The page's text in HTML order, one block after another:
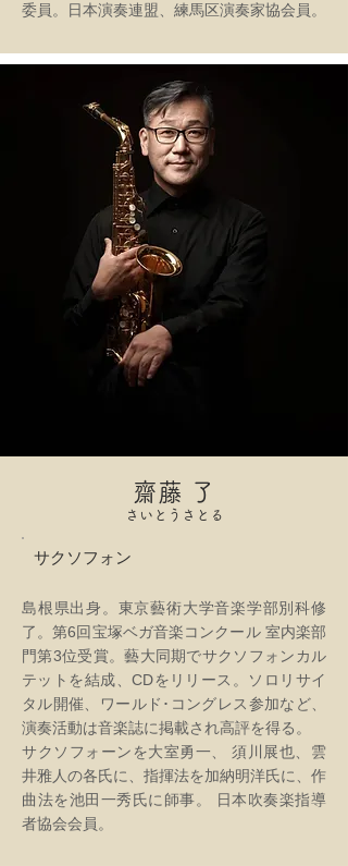
委員。日本演奏連盟、練馬区演奏家協会員。
齋藤 了
さいとうさとる
サクソフォン
島根県出身。東京藝術大学音楽学部別科修
了。第6回宝塚ベガ音楽コンクール 室内楽部
門第3位受賞。藝大同期でサクソフォンカル
テットを結成、CDをリリース。ソロリサイ
タル開催、ワールド･コングレス参加など、
演奏活動は音楽誌に掲載され高評を得る。
サクソフォーンを大室勇一、 須川展也、雲
井雅人の各氏に、指揮法を加納明洋氏に、作
曲法を池田一秀氏に師事。 日本吹奏楽指導
者協会会員。